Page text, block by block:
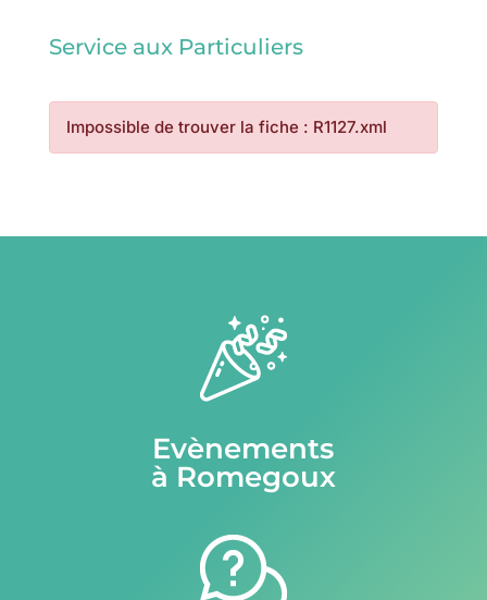
Service aux Particuliers
Impossible de trouver la fiche : R1127.xml
Evènements
à Romegoux